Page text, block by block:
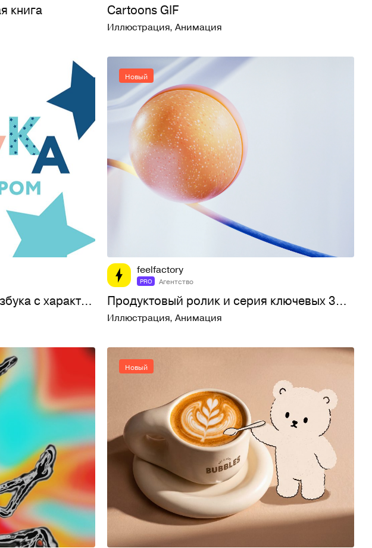
книга Cartoons GIF
Иллюстрация,Анимация
Проект детского центра "Азбука с характером"
Новый
14
feelfactory
PRO Агентство
Продуктовый ролик и серия ключевых 3D-визуалов
Иллюстрация,Анимация
7 42
Новый